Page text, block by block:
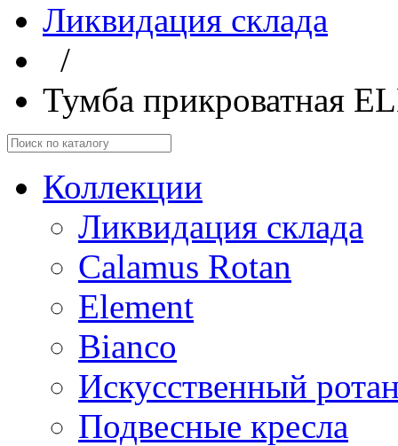
Ликвидация склада
/
Тумба прикроватная
Коллекции
Ликвидация склада
Calamus Rotan
Element
Bianco
Искусственный
Подвесные кресла